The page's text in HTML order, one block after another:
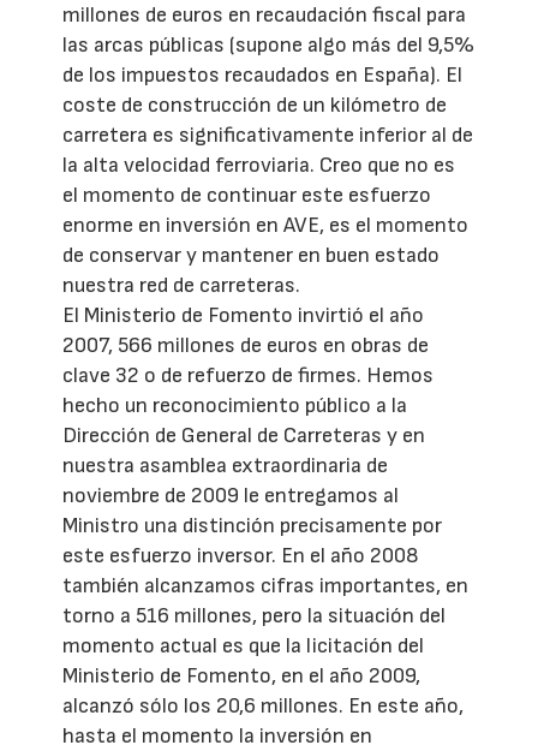
millones de euros en recaudación fiscal para
las arcas públicas (supone algo más del 9,5%
de los impuestos recaudados en España). El
coste de construcción de un kilómetro de
carretera es significativamente inferior al de
la alta velocidad ferroviaria. Creo que no es
el momento de continuar este esfuerzo
enorme en inversión en AVE, es el momento
de conservar y mantener en buen estado
nuestra red de carreteras.
El Ministerio de Fomento invirtió el año
2007, 566 millones de euros en obras de
clave 32 o de refuerzo de firmes. Hemos
hecho un reconocimiento público a la
Dirección de General de Carreteras y en
nuestra asamblea extraordinaria de
noviembre de 2009 le entregamos al
Ministro una distinción precisamente por
este esfuerzo inversor. En el año 2008
también alcanzamos cifras importantes, en
torno a 516 millones, pero la situación del
momento actual es que la licitación del
Ministerio de Fomento, en el año 2009,
alcanzó sólo los 20,6 millones. En este año,
hasta el momento la inversión en